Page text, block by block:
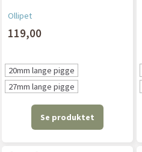
Ollipet
119,00
20mm lange pigge
27mm lange pigge
Se produktet